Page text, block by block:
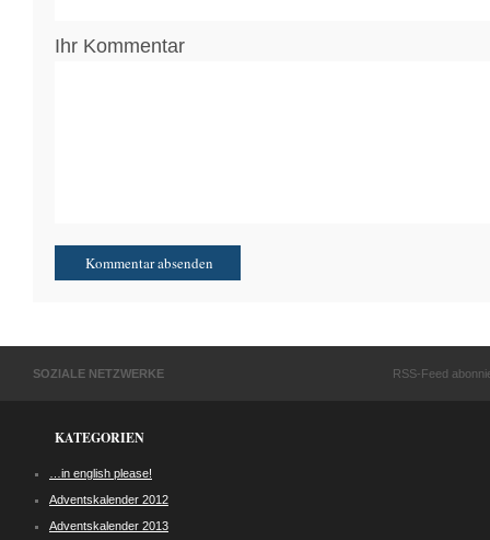
Ihr Kommentar
SOZIALE NETZWERKE RSS-Feed
KATEGORIEN
…in english please!
Adventskalender 2012
Adventskalender 2013